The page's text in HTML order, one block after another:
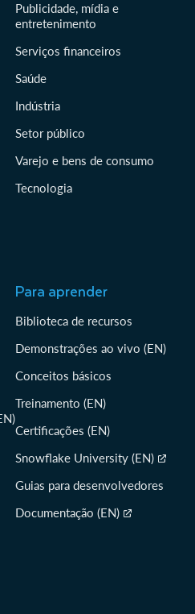
Publicidade, mídia e
entretenimento
Serviços financeiros
Saúde
Indústria
Setor público
Varejo e bens de consumo
Tecnologia
Para aprender
Biblioteca de recursos
Demonstrações ao vivo (EN)
Conceitos básicos
Treinamento (EN)
Certificações (EN)
Snowflake University (EN)
Guias para desenvolvedores
Documentação (EN)